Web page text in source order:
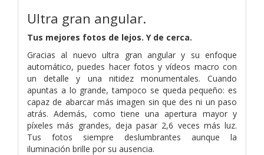
Ultra gran angular.
Tus mejores fotos de lejos. Y de cerca.
Gracias al nuevo ultra gran angular y su enfoque
automático, puedes hacer fotos y vídeos macro con
un detalle y una nitidez monumentales. Cuando
apuntas a lo grande, tampoco se queda pequeño: es
capaz de abarcar más imagen sin que des ni un paso
atrás. Además, como tiene una apertura mayor y
píxeles más grandes, deja pasar 2,6 veces más luz.
Tus fotos siempre deslumbrantes aunque la
iluminación brille por su ausencia.